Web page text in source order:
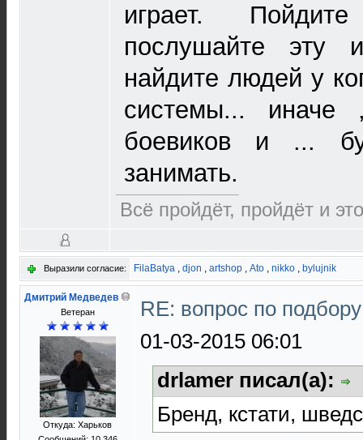
играет.
послушайте эту
найдите людей у
системы... иначе
боевиков и ...
занимать.
Всё пройдёт, пройдёт и
Выразили согласие: FilaBatya , djon , artshop , Ato , nikko , bylujnik
Дмитрий Медведев
Ветеран
Откуда: Харьков
RE: вопрос по
01-03-2015 06:01
drlamer писал(а):
Бренд, кстати,